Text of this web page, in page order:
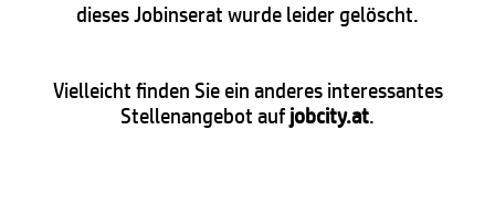
dieses Jobinserat wurde leider gelöscht.
Vielleicht finden Sie ein anderes interessantes
Stellenangebot aufjobcity.at.